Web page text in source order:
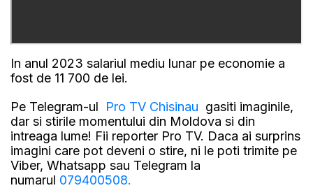
In anul 2023 salariul mediu lunar pe economie a
fost de 11 700 de lei.
Pe Telegram-ul Pro TV Chisinau gasiti imaginile,
dar si stirile momentului din Moldova si din
intreaga lume! Fii reporter Pro TV. Daca ai surprins
imagini care pot deveni o stire, ni le poti trimite pe
Viber, Whatsapp sau Telegram la
numarul 079400508.